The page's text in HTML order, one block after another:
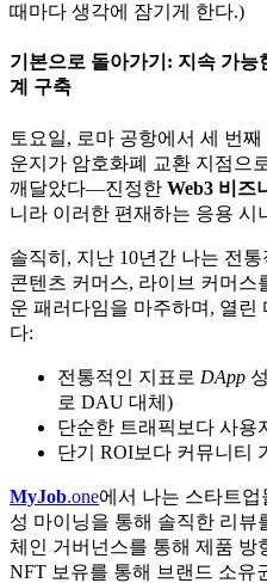
때마다 생각에 잠기게 한다.)
기본으로 돌아가기: 지속 가능
계 구축
토요일, 로마 공항에서 세 번
운지가 암호화폐 교환 지점으
깨달았다—진정한 Web3 비즈
니라 이러한 편재하는 응용 시
솔직히, 지난 10년간 나는 전
콘텐츠 커머스, 라이브 커머스
운 패러다임을 마주하며, 열린
다:
전통적인 지표로 DApp
로 DAU 대체)
단순한 트래픽보다 사용
단기 ROI보다 커뮤니티
MyJob.one에서 나는 스타트
성 마이닝을 통해 솔직한 리뷰
체인 거버넌스를 통해 제품 방
NFT 보유를 통해 브랜드 소유